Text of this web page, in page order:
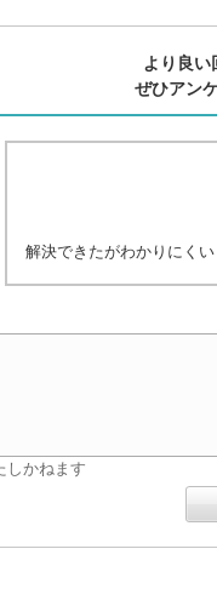
より良い
ぜひアン
解決できたがわかりにくい
しかねます